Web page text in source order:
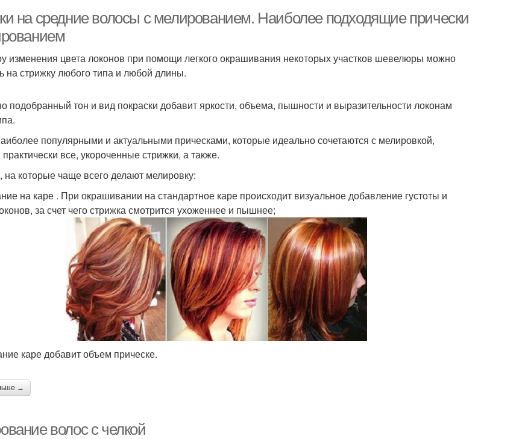
стрижку
волосы
с челкой
Окрашивание на темные
волосы
Мелирование на темные
Модное мелирование
волосы
Мелирование на
Мелирование на каре
Мелирование с
тонированием
Мелирование на седые
на средние волосы с мелированием. Наиболее подходящие прически
изменения цвета локонов при помощи легкого окрашивания некоторых участков шевелюры можно
на стрижку любого типа и любой длины.
подобранный тон и вид покраски добавит яркости, объема, пышности и выразительности локонам
популярными и актуальными прическами, которые идеально сочетаются с мелировкой,
все, укороченные стрижки, а также.
на которые чаще всего делают мелировку:
на каре . При окрашивании на стандартное каре происходит визуальное добавление густоты и
за счет чего стрижка смотрится ухоженнее и пышнее;
каре добавит объем прическе.
→
волос с челкой